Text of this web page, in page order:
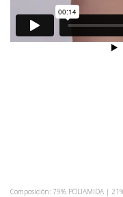
Composición: 79% POLIAMIDA |